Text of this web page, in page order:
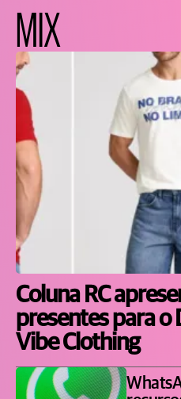
MIX
Coluna RC
presentes para o
Vibe Clothing